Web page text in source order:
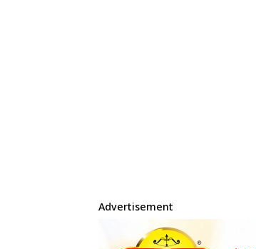
Advertisement